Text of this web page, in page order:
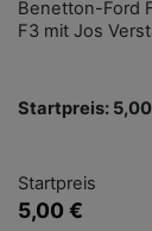
Benetton-Ford
F3 mit Jos
Startpreis:
Startpreis
5,00 €